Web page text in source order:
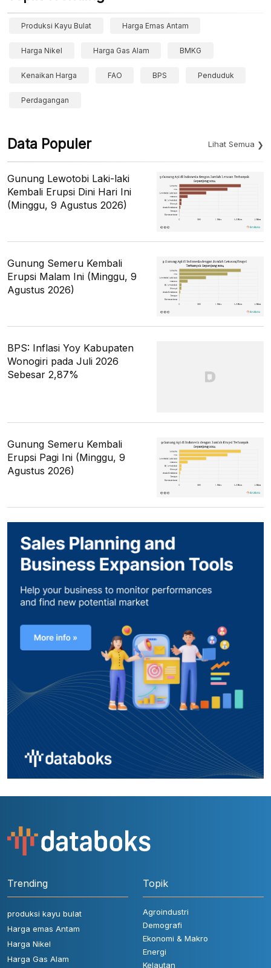
Produksi Kayu Bulat Harga Emas Antam
Harga Nikel Harga Gas Alam BMKG
Kenaikan Harga FAO BPS Penduduk
Perdagangan
Data Populer Lihat Semua
Gunung Lewotobi Laki-laki
Kembali Erupsi Dini Hari Ini
(Minggu, 9 Agustus 2026)
Gunung Semeru Kembali
Erupsi Malam Ini (Minggu, 9
Agustus 2026)
BPS: Inflasi Yoy Kabupaten
Wonogiri pada Juli 2026
Sebesar 2,87%
Gunung Semeru Kembali
Erupsi Pagi Ini (Minggu, 9
Agustus 2026)
Trending
produksi kayu bulat
Harga emas Antam
Harga Nikel
Harga Gas Alam
Topik
Agroindustri
Demografi
Ekonomi & Makro
Energi
Kelautan